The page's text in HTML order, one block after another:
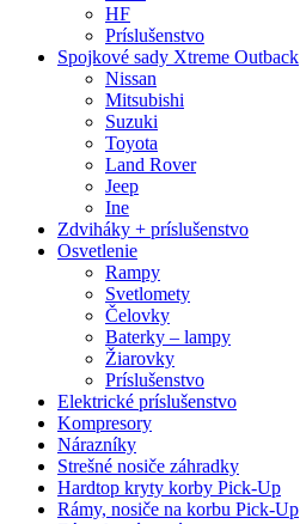
HF
Príslušenstvo
Spojkové sady Xtreme Outback
Nissan
Mitsubishi
Suzuki
Toyota
Land Rover
Jeep
Ine
Zdviháky + príslušenstvo
Osvetlenie
Rampy
Svetlomety
Čelovky
Baterky – lampy
Žiarovky
Príslušenstvo
Elektrické príslušenstvo
Kompresory
Nárazníky
Strešné nosiče záhradky
Hardtop kryty korby Pick-Up
Rámy, nosiče na korbu Pick-Up